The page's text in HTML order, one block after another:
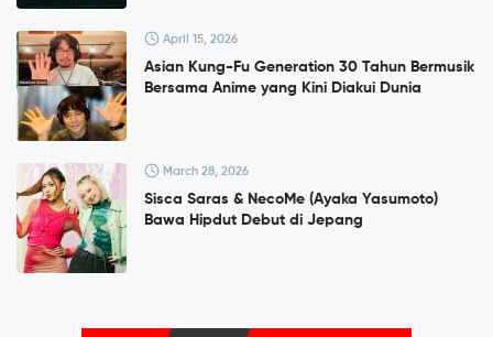
April 15, 2026
Asian Kung-Fu Generation 30 Tahun Bermusik
Bersama Anime yang Kini Diakui Dunia
March 28, 2026
Sisca Saras & NecoMe (Ayaka Yasumoto)
Bawa Hipdut Debut di Jepang